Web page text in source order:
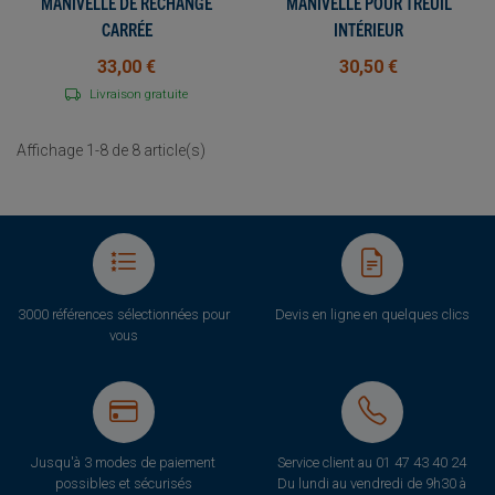
CARRÉE
33,00 €
Livraison gratuite
INTÉRIEUR
30,50 €
Affichage 1-8 de 8 article(s)
3000 références sélectionnées pour
vous
Devis en ligne en quelques clics
Jusqu'à 3 modes de paiement
possibles et sécurisés
Service client au 01 47 43 40 24
Du lundi au vendredi de 9h30 à